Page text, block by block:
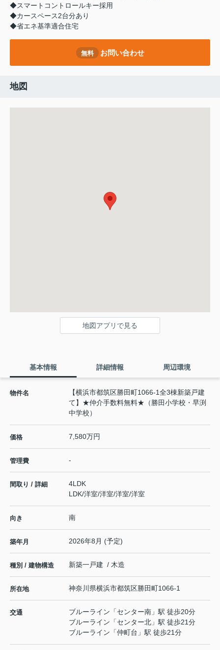
◆スマートコントロールキー採用
◆カースペース2台分あり
◆省エネ基準適合住宅
無料 お問い合わせ
地図
地図アプリで見る
基本情報 詳細情報 周辺環境
物件名
【横浜市都筑区勝田町1066-1全3棟新築戸建
て】★仲介手数料無料★（勝田小学校・早渕
中学校）
価格 7,580万円
管理費 -
間取り / 詳細
4LDK
LDK/洋室/洋室/洋室/洋室
向き 南
築年月 2026年8月 (予定)
種別 / 建物構造 新築一戸建 / 木造
所在地 神奈川県横浜市都筑区勝田町1066-1
交通 ブルーライン 「センター南 」駅 徒歩20分
ブルーライン 「センター北 」駅 徒歩21分
ブルーライン 「仲町台 」駅 徒歩21分